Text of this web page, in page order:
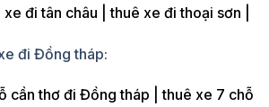
đi tân châu | thuê xe đi thoại sơn |
đi Đồng tháp:
cần thơ đi Đồng tháp | thuê xe 7 chỗ